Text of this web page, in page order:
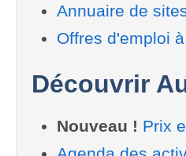
Annuaire de
Offres d'emploi
Découvrir
Nouveau ! Prix